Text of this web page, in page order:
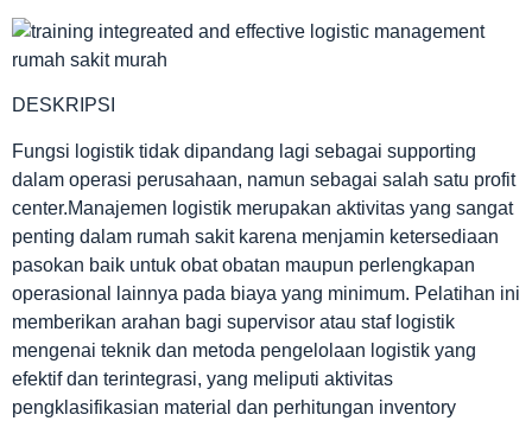
DESKRIPSI
Fungsi logistik tidak dipandang lagi sebagai supporting
dalam operasi perusahaan, namun sebagai salah satu profit
center.Manajemen logistik merupakan aktivitas yang sangat
penting dalam rumah sakit karena menjamin ketersediaan
pasokan baik untuk obat obatan maupun perlengkapan
operasional lainnya pada biaya yang minimum. Pelatihan ini
memberikan arahan bagi supervisor atau staf logistik
mengenai teknik dan metoda pengelolaan logistik yang
efektif dan terintegrasi, yang meliputi aktivitas
pengklasifikasian material dan perhitungan inventory